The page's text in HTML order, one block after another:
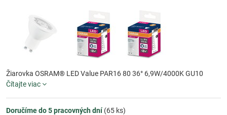
Žiarovka OSRAM® LED Value PAR16 80 36° 6,9W/4000K GU10
Čítajte viac
Doručíme do 5 pracovných dní(65 ks)